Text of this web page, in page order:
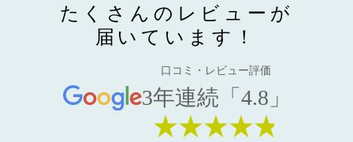
たくさんのレビューが
届いています！
口コミ・レビュー評価
3年連続「4.8」
★★★★★